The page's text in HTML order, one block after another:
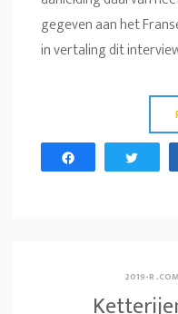
gegeven aan het
in vertaling dit
2019-R.